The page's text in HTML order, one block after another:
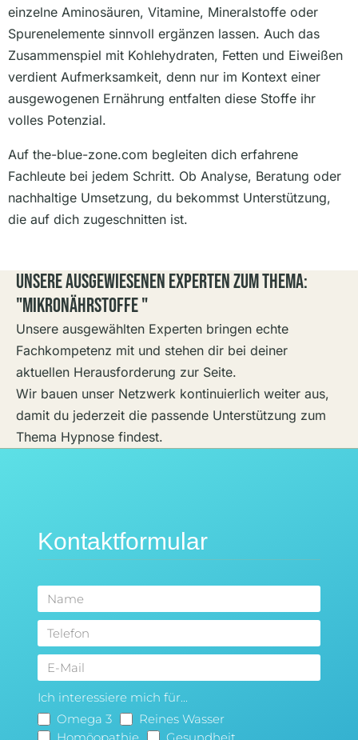
einzelne Aminosäuren, Vitamine, Mineralstoffe oder
Spurenelemente sinnvoll ergänzen lassen. Auch das
Zusammenspiel mit Kohlehydraten, Fetten und Eiweißen
verdient Aufmerksamkeit, denn nur im Kontext einer
ausgewogenen Ernährung entfalten diese Stoffe ihr
volles Potenzial.
Auf the-blue-zone.com begleiten dich erfahrene
Fachleute bei jedem Schritt. Ob Analyse, Beratung oder
nachhaltige Umsetzung, du bekommst Unterstützung,
die auf dich zugeschnitten ist.
Unsere Ausgewiesenen Experten Zum Thema:
"Mikronährstoffe "
Unsere ausgewählten Experten bringen echte
Fachkompetenz mit und stehen dir bei deiner
aktuellen Herausforderung zur Seite.
Wir bauen unser Netzwerk kontinuierlich weiter aus,
damit du jederzeit die passende Unterstützung zum
Thema Hypnose findest.
Kontaktformular
Ich interessiere mich für...
Omega 3
Reines Wasser